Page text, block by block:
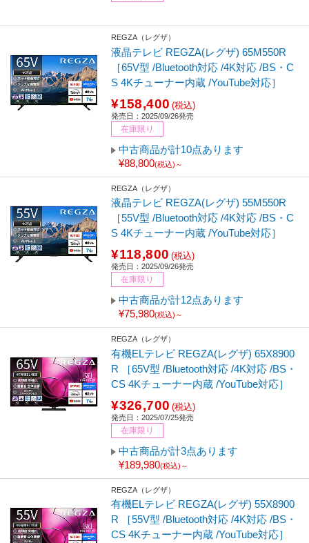
REGZA（レグザ）
液晶テレビ REGZA(レグザ) 65M550R
［65V型 /Bluetooth対応 /4K対応 /BS・C
S 4Kチューナー内蔵 /YouTube対応］
¥158,400 (税込)
発売日：2025/09/26発売
在庫限り
中古商品が計10点あります
¥88,800(税込)～
REGZA（レグザ）
液晶テレビ REGZA(レグザ) 55M550R
［55V型 /Bluetooth対応 /4K対応 /BS・C
S 4Kチューナー内蔵 /YouTube対応］
¥118,800 (税込)
発売日：2025/09/26発売
在庫限り
中古商品が計12点あります
¥75,980(税込)～
REGZA（レグザ）
有機ELテレビ REGZA(レグザ) 65X8900
R ［65V型 /Bluetooth対応 /4K対応 /BS・
CS 4Kチューナー内蔵 /YouTube対応］
¥326,700 (税込)
発売日：2025/07/25発売
在庫限り
中古商品が計3点あります
¥189,980(税込)～
REGZA（レグザ）
有機ELテレビ REGZA(レグザ) 55X8900
R ［55V型 /Bluetooth対応 /4K対応 /BS・
CS 4Kチューナー内蔵 /YouTube対応］